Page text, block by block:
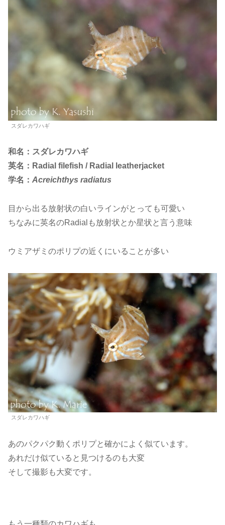
スダレカワハギ
和名：スダレカワハギ
英名：Radial filefish / Radial leatherjacket
学名： Acreichthys radiatus
目から出る放射状の白いラインがとっても可愛い
ちなみに英名のRadialも放射状とか星状と言う意味
ウミアザミのポリプの近くにいることが多い
スダレカワハギ
あのパクパク動くポリプと確かによく似ています。
あれだけ似ていると見つけるのも大変
そして撮影も大変です。